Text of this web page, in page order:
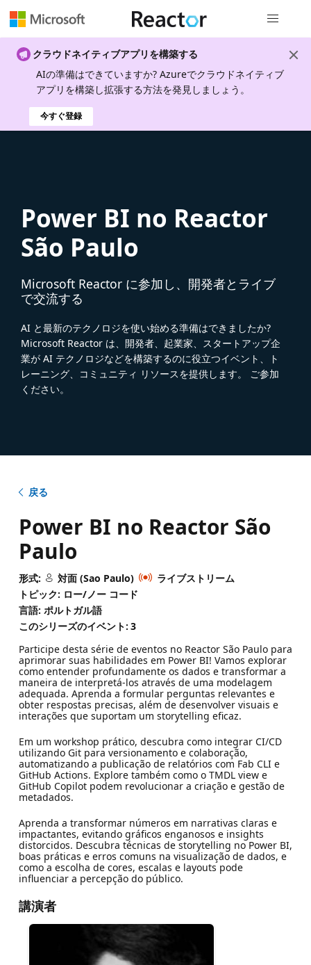
クラウドネイティブアプリを構築する
AIの準備はできていますか? Azureでクラウドネイティブ
アプリを構築し拡張する方法を発見しましょう。
今すぐ登録
Power BI no Reactor
São Paulo
Microsoft Reactor に参加し、開発者とライブ
で交流する
AI と最新のテクノロジを使い始める準備はできましたか?
Microsoft Reactor は、開発者、起業家、スタートアップ企
業が AI テクノロジなどを構築するのに役立つイベント、ト
レーニング、コミュニティ リソースを提供します。 ご参加
ください。
戻る
Power BI no Reactor São
Paulo
形式: 対面 (Sao Paulo)
ライブストリーム
トピック: ロー/ノー コード
言語: ポルトガル語
このシリーズのイベント: 3
Participe desta série de eventos no Reactor São Paulo para
aprimorar suas habilidades em Power BI! Vamos explorar
como entender profundamente os dados e transformar a
maneira de interpretá-los através de uma modelagem
adequada. Aprenda a formular perguntas relevantes e
obter respostas precisas, além de desenvolver visuais e
interações que suportam um storytelling eficaz.
Em um workshop prático, descubra como integrar CI/CD
utilizando Git para versionamento e colaboração,
automatizando a publicação de relatórios com Fab CLI e
GitHub Actions. Explore também como o TMDL view e
GitHub Copilot podem revolucionar a criação e gestão de
metadados.
Aprenda a transformar números em narrativas claras e
impactantes, evitando gráficos enganosos e insights
distorcidos. Descubra técnicas de storytelling no Power BI,
boas práticas e erros comuns na visualização de dados, e
como a escolha de cores, escalas e layouts pode
influenciar a percepção do público.
講演者